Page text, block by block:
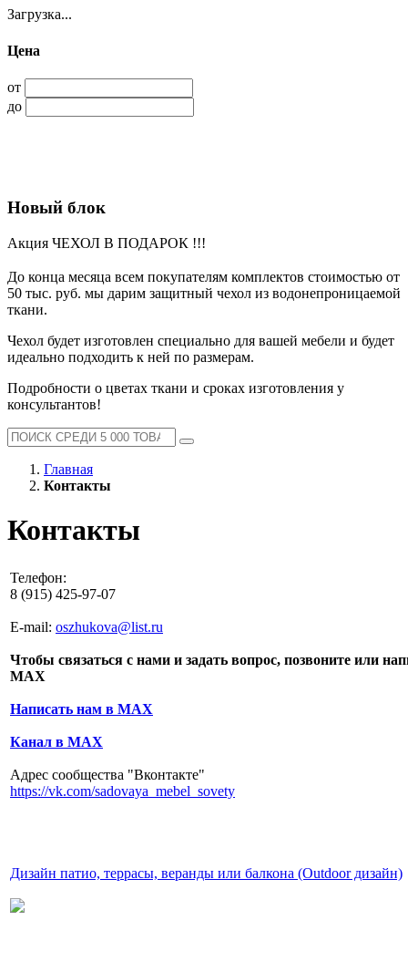
Загрузка...
Цена
от
до
Новый блок
Акция ЧЕХОЛ В ПОДАРОК !!!
До конца месяца всем покупателям комплектов стоимостью от
50 тыс. руб. мы дарим защитный чехол из водонепроницаемой
ткани.
Чехол будет изготовлен специально для вашей мебели и будет
идеально подходить к ней по размерам.
Подробности о цветах ткани и сроках изготовления у
консультантов!
Главная
Контакты
Контакты
Телефон:
8 (915) 425-97-07
E-mail: oszhukova@list.ru
Чтобы связаться с нами и задать вопрос, позвоните или
MAX
Написать нам в MAX
Канал в MAX
Адрес сообщества "Вконтакте"
https://vk.com/sadovaya_mebel_sovety
Дизайн патио, террасы, веранды или балкона (Outdoor дизайн)